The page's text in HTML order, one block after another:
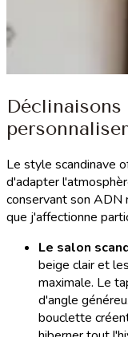
Le style scandinave
d'adapter
conservant son ADN
que j'affectionne
Le salon
beige clair et
maximale. Le
d'angle
bouclette